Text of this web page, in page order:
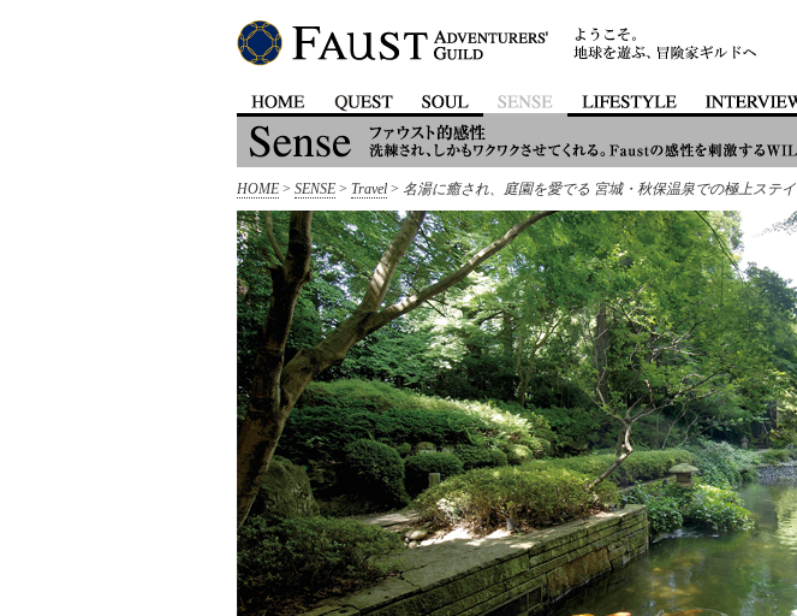
HOME > SENSE > Travel > 名湯に癒され、庭園を愛でる 宮城・秋保温泉での極上ステイ